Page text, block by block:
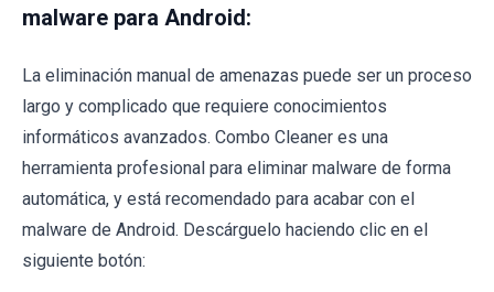
malware para Android:
La eliminación manual de amenazas puede ser un proceso
largo y complicado que requiere conocimientos
informáticos avanzados. Combo Cleaner es una
herramienta profesional para eliminar malware de forma
automática, y está recomendado para acabar con el
malware de Android. Descárguelo haciendo clic en el
siguiente botón: